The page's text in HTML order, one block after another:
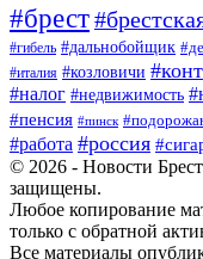
#брест
#гибель #дальнобойщик
#италия #козловичи
#налог #недвижимость
#пенсия #пинск
#работа #россия
© 2026 - Новости
защищены.
Любое копирование
только с обратной
Все материалы